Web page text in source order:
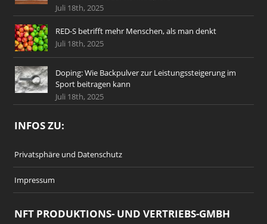
Juli 18th, 2025
RED-S betrifft mehr Menschen, als man denkt
Juli 18th, 2025
Doping: Wie Backpulver zur Leistungssteigerung im
Sport beitragen kann
Juli 18th, 2025
INFOS ZU:
Privatsphäre und Datenschutz
Impressum
NFT PRODUKTIONS- UND VERTRIEBS-GMBH